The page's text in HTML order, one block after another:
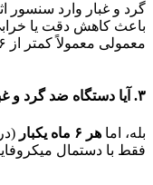
گرد و غبار وارد سنسور
باعث کاهش دقت یا
معمولی معمولاً کمتر از ۶ ماه دوام می‌آورند.
۳. آیا دستگاه ضد گرد و غبار نیاز به تمیزکاری دارد؟
بله، اما هر ۶ ماه یکبار
فقط با دستمال